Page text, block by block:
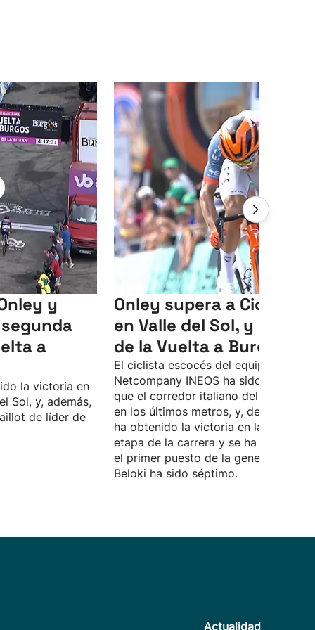
y
a
la victoria en
Sol, y, además,
de líder de
Onley supera a Ciccone
en Valle del Sol, y es
de la Vuelta a Burgos
El ciclista escocés del equipo
Netcompany INEOS ha sido más
que el corredor italiano del Lidl-Trek,
en los últimos metros, y, de esta
ha obtenido la victoria en la segunda
etapa de la carrera y se ha situado en
el primer puesto de la general. Markel
Beloki ha sido séptimo.
Actualidad